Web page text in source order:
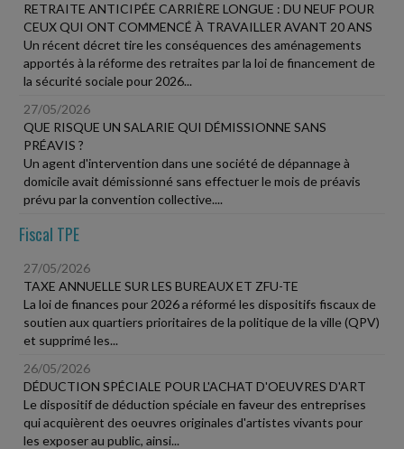
RETRAITE ANTICIPÉE CARRIÈRE LONGUE : DU NEUF POUR
CEUX QUI ONT COMMENCÉ À TRAVAILLER AVANT 20 ANS
Un récent décret tire les conséquences des aménagements
apportés à la réforme des retraites par la loi de financement de
la sécurité sociale pour 2026...
27/05/2026
QUE RISQUE UN SALARIE QUI DÉMISSIONNE SANS
PRÉAVIS ?
Un agent d'intervention dans une société de dépannage à
domicile avait démissionné sans effectuer le mois de préavis
prévu par la convention collective....
Fiscal TPE
27/05/2026
TAXE ANNUELLE SUR LES BUREAUX ET ZFU-TE
La loi de finances pour 2026 a réformé les dispositifs fiscaux de
soutien aux quartiers prioritaires de la politique de la ville (QPV)
et supprimé les...
26/05/2026
DÉDUCTION SPÉCIALE POUR L'ACHAT D'OEUVRES D'ART
Le dispositif de déduction spéciale en faveur des entreprises
qui acquièrent des oeuvres originales d'artistes vivants pour
les exposer au public, ainsi...